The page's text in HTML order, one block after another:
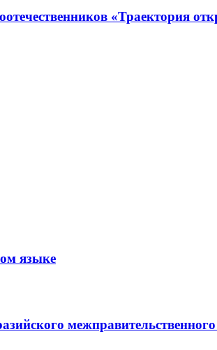
«Траектория
языке